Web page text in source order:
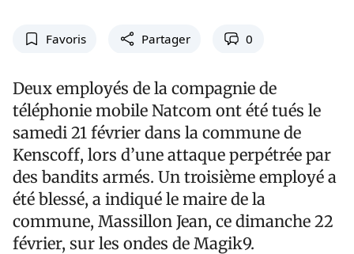
Favoris Partager 0
Deux employés de la compagnie de
téléphonie mobile Natcom ont été tués le
samedi 21 février dans la commune de
Kenscoff, lors d’une attaque perpétrée par
des bandits armés. Un troisième employé a
été blessé, a indiqué le maire de la
commune, Massillon Jean, ce dimanche 22
février, sur les ondes de Magik9.